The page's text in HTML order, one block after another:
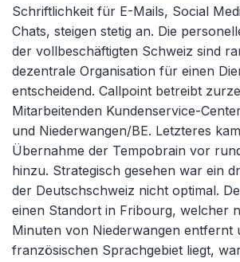
Schriftlichkeit für E-Mails, Social
Chats, steigen stetig an. Die
der vollbeschäftigten Schweiz sind
dezentrale Organisation für einen
entscheidend. Callpoint betreibt
Mitarbeitenden Kundenservice-
und Niederwangen/BE. Letzteres
Übernahme der Tempobrain vor
hinzu. Strategisch gesehen war ein
der Deutschschweiz nicht optimal.
einen Standort in Fribourg, welcher
Minuten von Niederwangen entfernt
französischen Sprachgebiet liegt,